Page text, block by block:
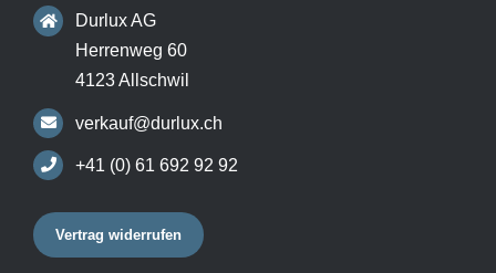
Durlux AG
Herrenweg 60
4123 Allschwil
verkauf@durlux.ch
+41 (0) 61 692 92 92
Vertrag widerrufen